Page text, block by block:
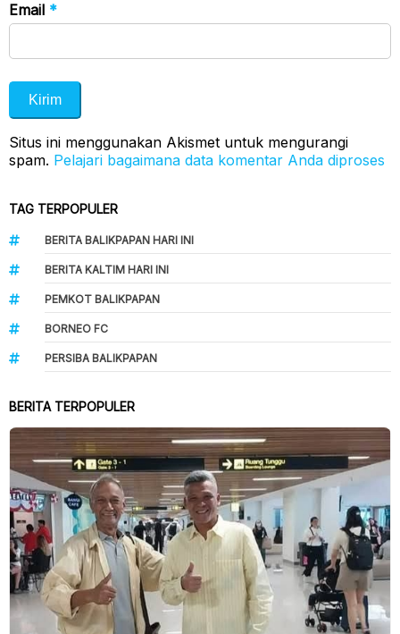
Email *
Situs ini menggunakan Akismet untuk mengurangi
spam. Pelajari bagaimana data komentar Anda diproses
TAG TERPOPULER
BERITA BALIKPAPAN HARI INI
BERITA KALTIM HARI INI
PEMKOT BALIKPAPAN
BORNEO FC
PERSIBA BALIKPAPAN
BERITA TERPOPULER